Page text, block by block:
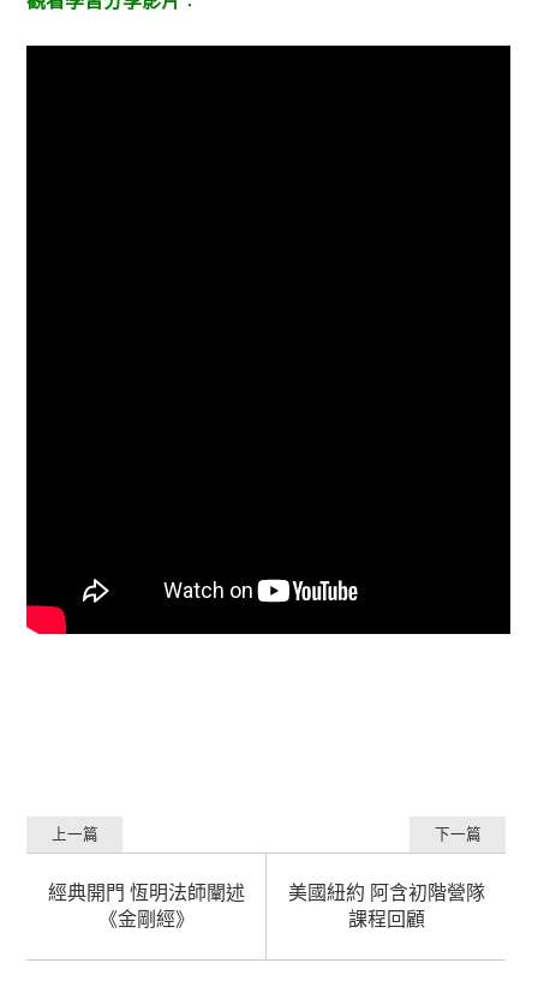
經典開門 恆明法師闡述
《金剛經》
上一篇
美國紐約 阿含初階營隊
課程回顧
下一篇